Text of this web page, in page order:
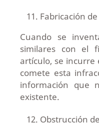
Fabricación
Cuando se
similares con el
artículo, se incurre
comete esta
información que
existente.
Obstrucción